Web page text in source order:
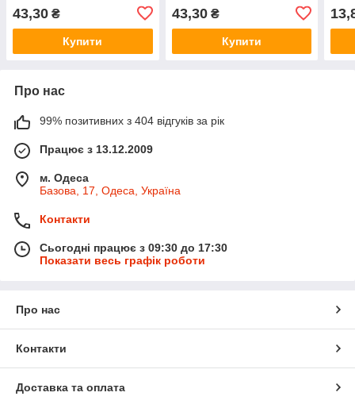
43,30 ₴
Купити
43,30₴
Купити
Про нас
99% позитивних з 404 відгуків за рік
Працює з 13.12.2009
м. Одеса
Базова, 17, Одеса, Україна
Контакти
Сьогодні працює з 09:30 до 17:30
Показати весь графік роботи
Про нас
Контакти
Доставка та оплата